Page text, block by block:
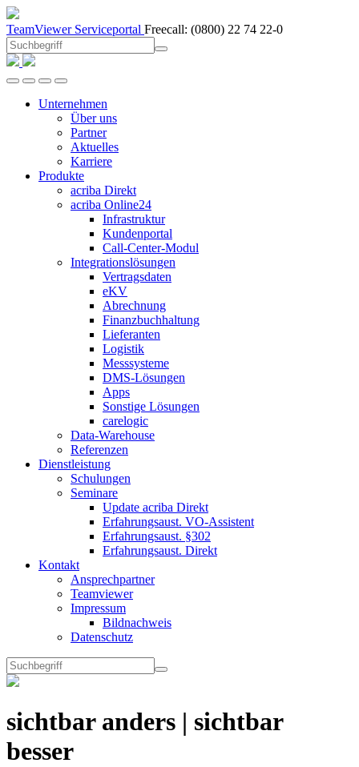
TeamViewer Serviceportal Freecall: (0800) 22 74 22-0
Unternehmen
Über uns
Partner
Aktuelles
Karriere
Produkte
acriba Direkt
acriba Online24
Infrastruktur
Kundenportal
Call-Center-Modul
Integrationslösungen
Vertragsdaten
eKV
Abrechnung
Finanzbuchhaltung
Lieferanten
Logistik
Messsysteme
DMS-Lösungen
Apps
Sonstige Lösungen
carelogic
Data-Warehouse
Referenzen
Dienstleistung
Schulungen
Seminare
Update acriba Direkt
Erfahrungsaust. VO-Assistent
Erfahrungsaust. §302
Erfahrungsaust. Direkt
Kontakt
Ansprechpartner
Teamviewer
Impressum
Bildnachweis
Datenschutz
sichtbar anders | sichtbar
besser